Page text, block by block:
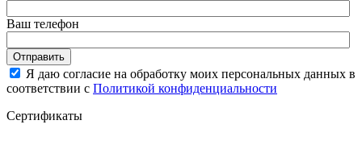
Ваш телефон
Отправить
Я даю согласие на обработку моих персональных данных в
соответствии с Политикой конфиденциальности
Сертификаты